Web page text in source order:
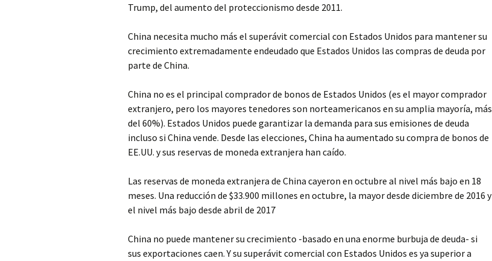
Trump, del aumento del proteccionismo desde 2011.
China necesita mucho más el superávit comercial con Estados Unidos para mantener su
crecimiento extremadamente endeudado que Estados Unidos las compras de deuda por
parte de China.
China no es el principal comprador de bonos de Estados Unidos (es el mayor comprador
extranjero, pero los mayores tenedores son norteamericanos en su amplia mayoría, más
del 60%). Estados Unidos puede garantizar la demanda para sus emisiones de deuda
incluso si China vende. Desde las elecciones, China ha aumentado su compra de bonos de
EE.UU. y sus reservas de moneda extranjera han caído.
Las reservas de moneda extranjera de China cayeron en octubre al nivel más bajo en 18
meses. Una reducción de $33.900 millones en octubre, la mayor desde diciembre de 2016 y
el nivel más bajo desde abril de 2017
China no puede mantener su crecimiento -basado en una enorme burbuja de deuda- si
sus exportaciones caen. Y su superávit comercial con Estados Unidos es ya superior a